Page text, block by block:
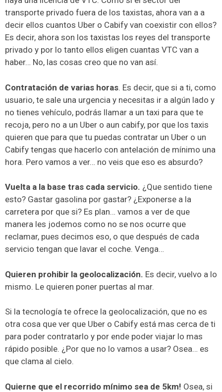
transporte privado fuera de los taxistas, ahora van a a
decir ellos cuantos Uber o Cabify van coexistir con ellos?
Es decir, ahora son los taxistas los reyes del transporte
privado y por lo tanto ellos eligen cuantas VTC van a
haber… No, las cosas creo que no van así.
Contratación de varias horas. Es decir, que si a ti, como
usuario, te sale una urgencia y necesitas ir a algún lado y
no tienes vehículo, podrás llamar a un taxi para que te
recoja, pero no a un Uber o aun cabify, por que los taxis
quieren que para que tu puedas contratar un Uber o un
Cabify tengas que hacerlo con antelación de mínimo una
hora. Pero vamos a ver… no veis que eso es absurdo?
Vuelta a la base tras cada servicio. ¿Que sentido tiene
esto? Gastar gasolina por gastar? ¿Exponerse a la
carretera por que si? Es plan… vamos a ver de que
manera les jodemos como no se nos ocurre que
reclamar, pues decimos eso, o que después de cada
servicio tengan que lavar el coche. Venga…
Quieren prohibir la geolocalización. Es decir, vuelvo a lo
mismo. Le quieren poner puertas al mar.
Si la tecnología te ofrece la geolocalización, que no es
otra cosa que ver que Uber o Cabify está mas cerca de ti
para poder contratarlo y por ende poder viajar lo mas
rápido posible. ¿Por que no lo vamos a usar? Osea… es
que clama al cielo.
Quierne que el recorrido mínimo sea de 5km! Osea, si